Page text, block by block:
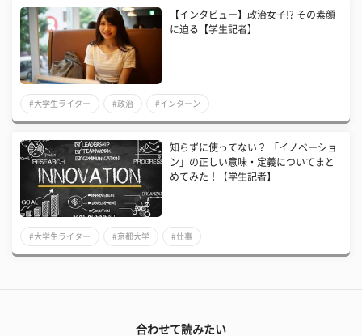
【インタビュー】政治女子!? その素顔
に迫る【学生記者】
#大学生ライター #政治 #インターン
知らずに使ってない？ 「イノベーショ
ン」の正しい意味・定義についてまと
めてみた！【学生記者】
#大学生ライター #京都大学 #仕事
合わせて読みたい